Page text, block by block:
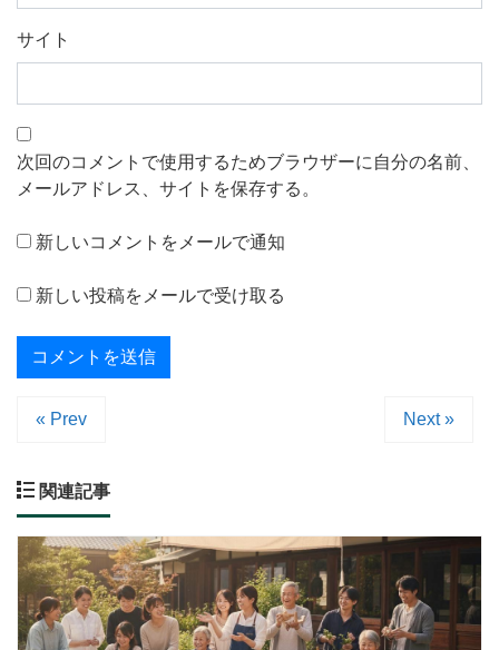
サイト
次回のコメントで使用するためブラウザーに自分の名前、
メールアドレス、サイトを保存する。
新しいコメントをメールで通知
新しい投稿をメールで受け取る
« Prev Next »
関連記事